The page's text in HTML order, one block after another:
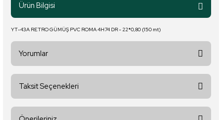
Ürün Bilgisi
YT-43A RETRO GÜMÜŞ PVC ROMA 4H74 DR - 22*0,80 (150 mt)
Yorumlar
Taksit Seçenekleri